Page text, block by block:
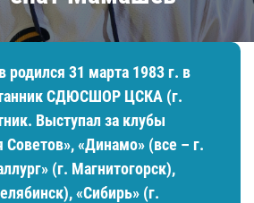
31 марта 1983 г. в
СДЮCШОР ЦСКА (г.
Выступал за клубы
«Динамо» (все – г.
(г. Магнитогорск),
«Сибирь» (г.